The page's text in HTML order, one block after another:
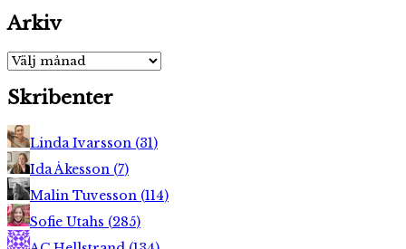
Arkiv
Arkiv
Skribenter
Linda Ivarsson (31)
Ida Åkesson (7)
Malin Tuvesson (114)
Sofie Utahs (285)